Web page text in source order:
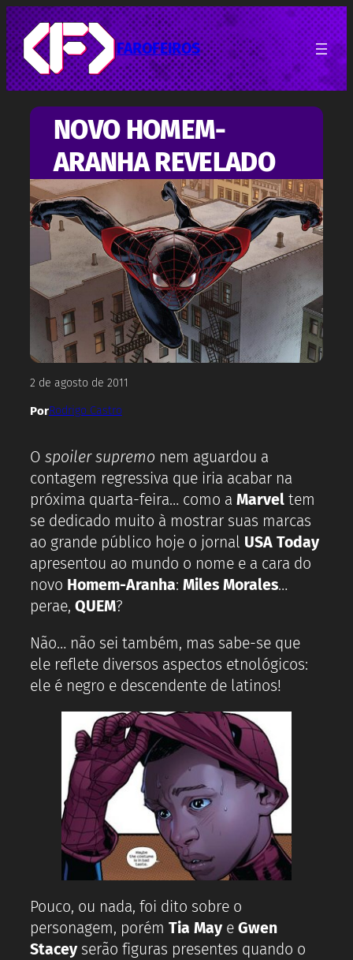
Pular
para
o
conteúdo
FAROFEIROS
NOVO HOMEM-
ARANHA REVELADO
2 de agosto de 2011
PorRodrigo Castro
O spoiler supremo nem aguardou a
contagem regressiva que iria acabar na
próxima quarta-feira… como a Marveltem
se dedicado muito à mostrar suas marcas
ao grande público hoje o jornal USA Today
apresentou ao mundo o nome e a cara do
novo Homem-Aranha: Miles Morales…
perae, QUEM?
Não… não sei também, mas sabe-se que
ele reflete diversos aspectos etnológicos:
ele é negro e descendente de latinos!
Pouco, ou nada, foi dito sobre o
personagem, porém Tia Maye Gwen
Staceyserão figuras presentes quando o